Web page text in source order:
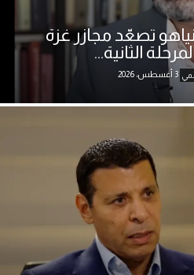
تصعّد مجازر غزة
الثانية...
3 أغسطس، 2026